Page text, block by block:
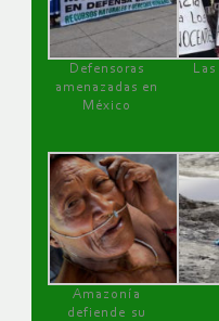
Defensoras
amenazadas en
México
Amazonía
defiende su